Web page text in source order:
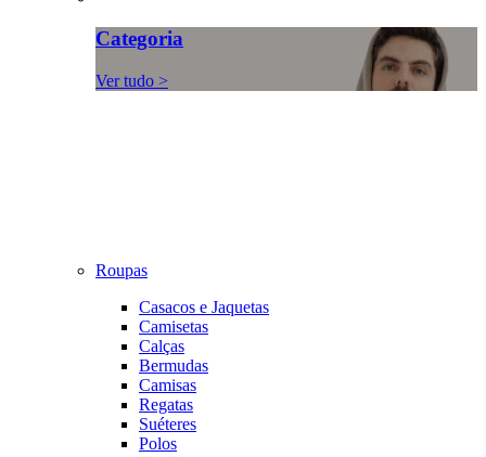
Categoria
Ver tudo >
Roupas
Casacos e Jaquetas
Camisetas
Calças
Bermudas
Camisas
Regatas
Suéteres
Polos